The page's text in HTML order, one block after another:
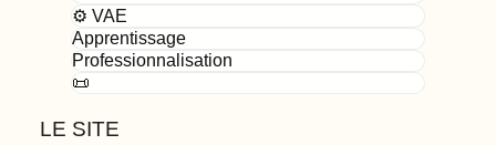
⚙️ VAE
Apprentissage
Professionnalisation
📜
LE SITE